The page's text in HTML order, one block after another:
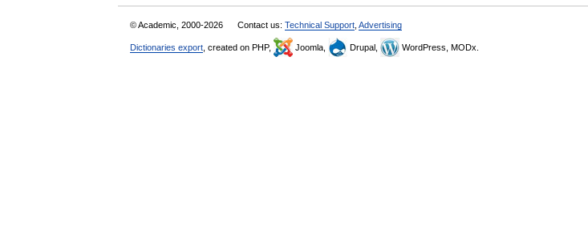
© Academic, 2000-2026 Contact us: Technical Support Advertising
Dictionaries export , created on PHP, Joomla, Drupal, WordPress, MODx.